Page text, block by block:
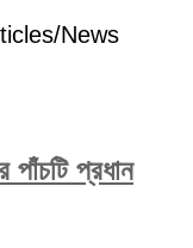
News
পাঁচটি প্রধান